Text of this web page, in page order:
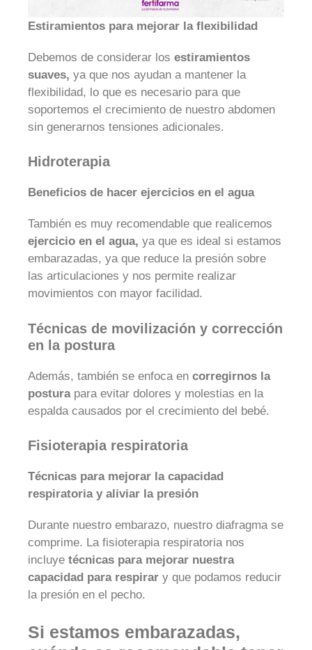
Estiramientos para mejorar la flexibilidad
Debemos de considerar los estiramientos
suaves, ya que nos ayudan a mantener la
flexibilidad, lo que es necesario para que
soportemos el crecimiento de nuestro abdomen
sin generarnos tensiones adicionales.
Hidroterapia
Beneficios de hacer ejercicios en el agua
También es muy recomendable que realicemos
ejercicio en el agua, ya que es ideal si estamos
embarazadas, ya que reduce la presión sobre
las articulaciones y nos permite realizar
movimientos con mayor facilidad.
Técnicas de movilización y corrección
en la postura
Además, también se enfoca en corregirnos la
posturapara evitar dolores y molestias en la
espalda causados por el crecimiento del bebé.
Fisioterapia respiratoria
Técnicas para mejorar la capacidad
respiratoria y aliviar la presión
Durante nuestro embarazo, nuestro diafragma se
comprime. La fisioterapia respiratoria nos
incluye técnicas para mejorar nuestra
capacidad para respirar y que podamos reducir
la presión en el pecho.
Si estamos embarazadas,